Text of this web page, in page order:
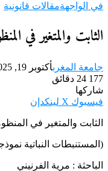
في الواجهةمقالات قانونية
الثابت والمتغير في
جامعة المغربأكتوبر 19, 2025
177 24 دقائق
شاركها
فيسبوك ‫X لينكدإن
الثابت والمتغير في
(المستنبطات النباتية
الباحثة : مرية الفرنيني